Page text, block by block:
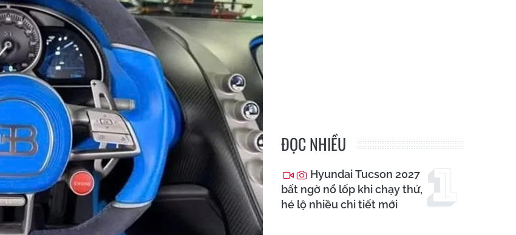
ĐỌC NHIỀU
Hyundai Tucson 2027
bất ngờ nổ lốp khi chạy thử,
hé lộ nhiều chi tiết mới